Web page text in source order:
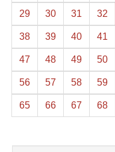
29 30 31 32
38 39 40 41
47 48 49 50
56 57 58 59
65 66 67 68